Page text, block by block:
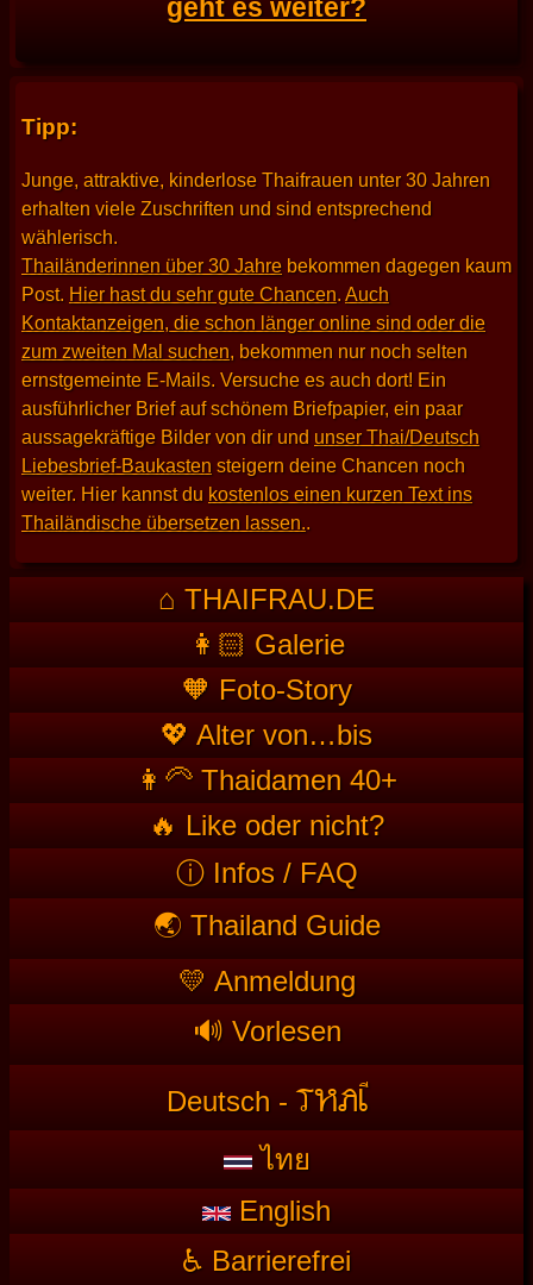
geht es weiter?
Tipp:
Junge, attraktive, kinderlose Thaifrauen unter 30 Jahren
erhalten viele Zuschriften und sind entsprechend
wählerisch.
Thailänderinnen über 30 Jahre bekommen dagegen kaum
Post. Hier hast du sehr gute Chancen. Auch
Kontaktanzeigen, die schon länger online sind oder die
zum zweiten Mal suchen, bekommen nur noch selten
ernstgemeinte E-Mails. Versuche es auch dort! Ein
ausführlicher Brief auf schönem Briefpapier, ein paar
aussagekräftige Bilder von dir und unser Thai/Deutsch
Liebesbrief-Baukasten steigern deine Chancen noch
weiter. Hier kannst du kostenlos einen kurzen Text ins
Thailändische übersetzen lassen..
⌂ THAIFRAU.DE
👩🏻 Galerie
🧡 Foto-Story
💖 Alter von…bis
👩‍🦳 Thaidamen 40+
🔥 Like oder nicht?
ⓘ Infos / FAQ
🌏 Thailand Guide
💛 Anmeldung
🔊 Vorlesen
Deutsch - THAI
ไทย
English
♿ Barrierefrei